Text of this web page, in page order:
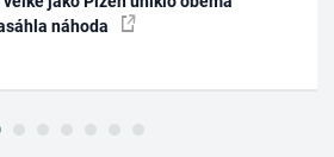
náhoda